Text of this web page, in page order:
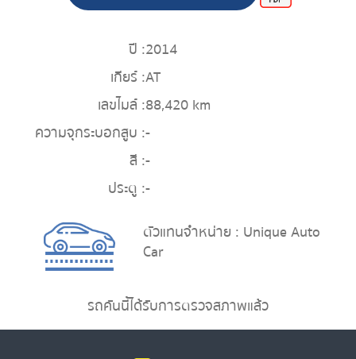
ปี :2014
เกียร์ :AT
เลขไมล์ :88,420 km
ความจุกระบอกสูบ :-
สี :-
ประตู :-
ตัวแทนจำหน่าย : Unique Auto
Car
รถคันนี้ได้รับการตรวจสภาพแล้ว